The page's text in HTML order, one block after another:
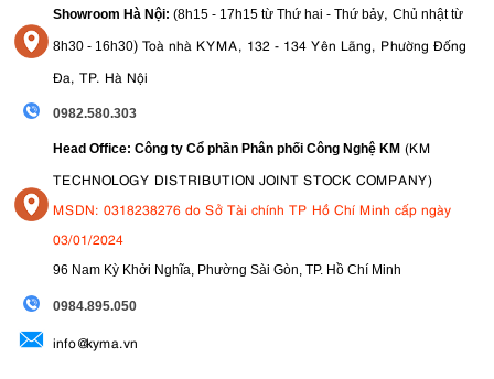
Showroom Hà Nội: (8h15 - 17h15 từ Thứ hai - Thứ bảy, Chủ nhật từ
8h30 - 16h30) Toà nhà KYMA, 132 - 134 Yên Lãng, Phường Đống
Đa, TP. Hà Nội
0982.580.303
Head Office: Công ty Cổ phần Phân phối Công Nghệ KM (KM
TECHNOLOGY DISTRIBUTION JOINT STOCK COMPANY)
MSDN: 0318238276 do Sở Tài chính TP Hồ Chí Minh cấp ngày
03/01/2024
96 Nam Kỳ Khởi Nghĩa, Phường Sài Gòn, TP. Hồ Chí Minh
0984.895.050
info@kyma.vn